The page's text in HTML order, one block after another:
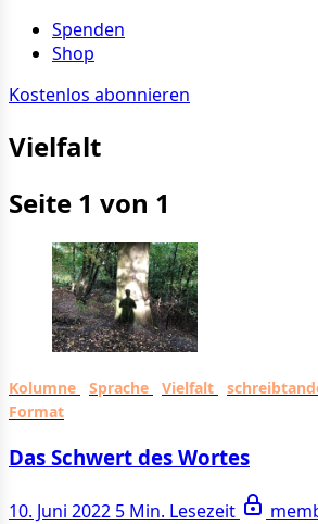
Spenden
Shop
Kostenlos abonnieren
Vielfalt
Seite 1 von 1
Kolumne Sprache Vielfalt
Format
Das Schwert des Wortes
10. Juni 2022 5 Min. Lesezeit